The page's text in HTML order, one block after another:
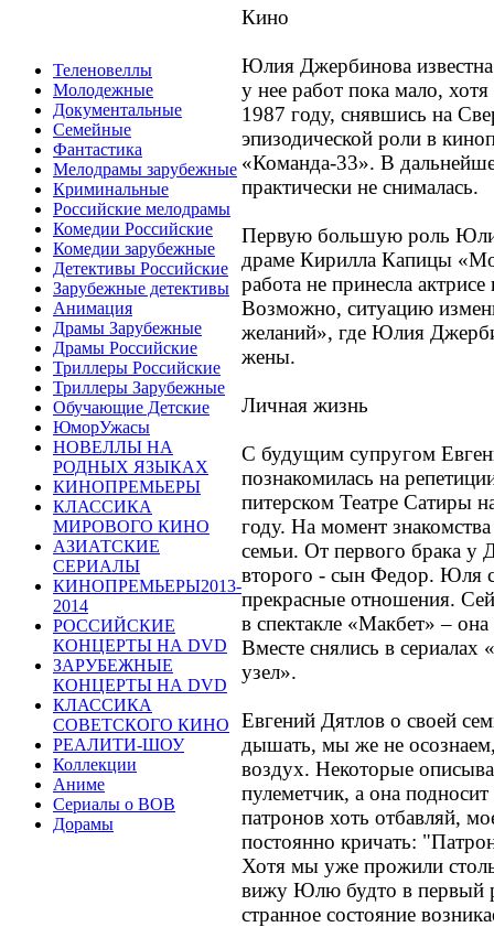
Теленовеллы
Молодежные
Документальные
Семейные
Фантастика
Мелодрамы зарубежные
Криминальные
Российские мелодрамы
Комедии Российские
Комедии зарубежные
Детективы Российские
Зарубежные детективы
Анимация
Драмы Зарубежные
Драмы Российские
Триллеры Российские
Триллеры Зарубежные
Обучающие Детские
ЮморУжасы
НОВЕЛЛЫ НА
РОДНЫХ ЯЗЫКАХ
КИНОПРЕМЬЕРЫ
КЛАССИКА
МИРОВОГО КИНО
АЗИАТСКИЕ
СЕРИАЛЫ
КИНОПРЕМЬЕРЫ2013-
2014
РОССИЙСКИЕ
КОНЦЕРТЫ НА DVD
ЗАРУБЕЖНЫЕ
КОНЦЕРТЫ НА DVD
КЛАССИКА
СОВЕТСКОГО КИНО
РЕАЛИТИ-ШОУ
Коллекции
Аниме
Сериалы о ВОВ
Дорамы
Кино
Юлия Джербинова
у нее работ пока мало,
1987 году, снявшись на
эпизодической роли в
«Команда-33». В
практически не снималась.
Первую большую роль
драме Кирилла Капицы
работа не принесла
Возможно, ситуацию
желаний», где Юлия
жены.
Личная жизнь
С будущим супругом
познакомилась на
питерском Театре Сатиры
году. На момент
семьи. От первого брака у
второго - сын Федор. Юля
прекрасные отношения.
в спектакле «Макбет» –
Вместе снялись в
узел».
Евгений Дятлов о своей
дышать, мы же не
воздух. Некоторые
пулеметчик, а она
патронов хоть отбавляй,
постоянно кричать:
Хотя мы уже прожили
вижу Юлю будто в первый
странное состояние